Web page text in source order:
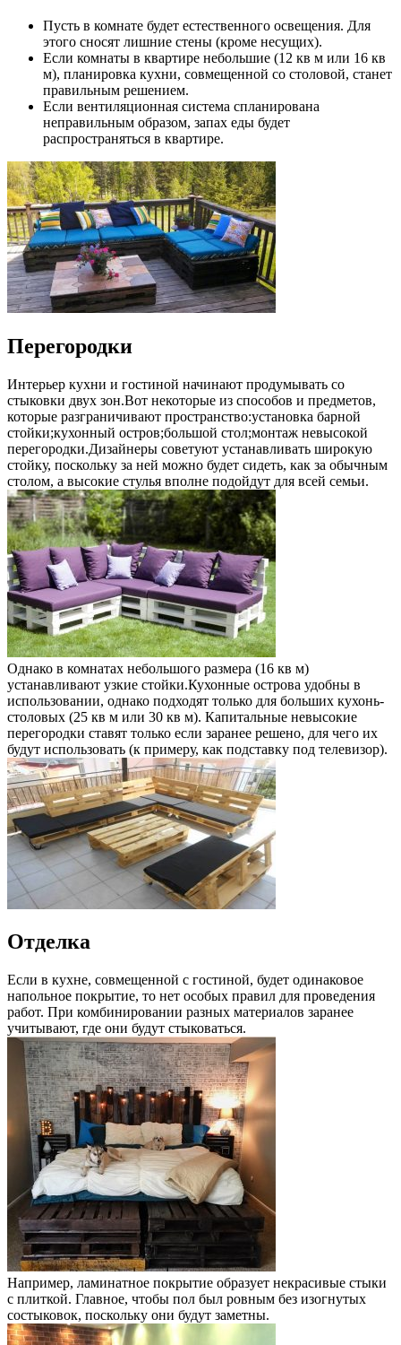
Пусть в комнате будет естественного освещения. Для
этого сносят лишние стены (кроме несущих).
Если комнаты в квартире небольшие (12 кв м или 16 кв
м), планировка кухни, совмещенной со столовой, станет
правильным решением.
Если вентиляционная система спланирована
неправильным образом, запах еды будет
распространяться в квартире.
Перегородки
Интерьер кухни и гостиной начинают продумывать со
стыковки двух зон.Вот некоторые из способов и предметов,
которые разграничивают пространство:установка барной
стойки;кухонный остров;большой стол;монтаж невысокой
перегородки.Дизайнеры советуют устанавливать широкую
стойку, поскольку за ней можно будет сидеть, как за обычным
столом, а высокие стулья вполне подойдут для всей семьи.
Однако в комнатах небольшого размера (16 кв м)
устанавливают узкие стойки.Кухонные острова удобны в
использовании, однако подходят только для больших кухонь-
столовых (25 кв м или 30 кв м). Капитальные невысокие
перегородки ставят только если заранее решено, для чего их
будут использовать (к примеру, как подставку под телевизор).
Отделка
Если в кухне, совмещенной с гостиной, будет одинаковое
напольное покрытие, то нет особых правил для проведения
работ. При комбинировании разных материалов заранее
учитывают, где они будут стыковаться.
Например, ламинатное покрытие образует некрасивые стыки
с плиткой. Главное, чтобы пол был ровным без изогнутых
состыковок, поскольку они будут заметны.